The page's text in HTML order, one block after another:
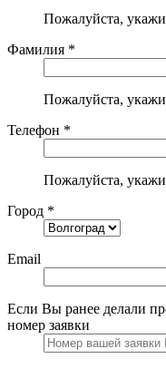
Пожалуйста,
Фамилия *
Пожалуйста,
Телефон *
Пожалуйста,
Город *
Email
Если Вы ранее делали
номер заявки